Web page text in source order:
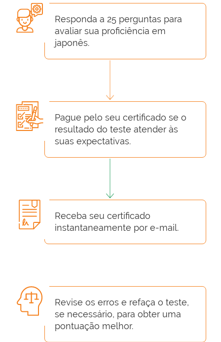
Responda a 25 perguntas para
avaliar sua proficiência em
japonês.
Pague pelo seu certificado se o
resultado do teste atender às
suas expectativas.
Receba seu certificado
instantaneamente por e-mail.
Revise os erros e refaça o teste,
se necessário, para obter uma
pontuação melhor.